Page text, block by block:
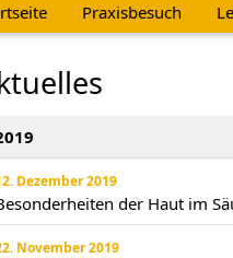
Praxisbesuch
Dezember 2019
der Haut im
November 2019